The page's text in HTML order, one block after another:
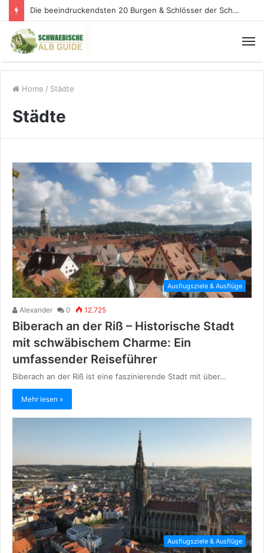
Die beeindruckendsten 20 Burgen & Schlösser der Schwäbischen Alb
Home / Städte
Städte
Ausflugsziele & Ausflüge
Alexander 0 12.725
Biberach an der Riß – Historische Stadt
mit schwäbischem Charme: Ein
umfassender Reiseführer
Biberach an der Riß ist eine faszinierende Stadt mit über…
Mehr lesen »
Ausflugsziele & Ausflüge